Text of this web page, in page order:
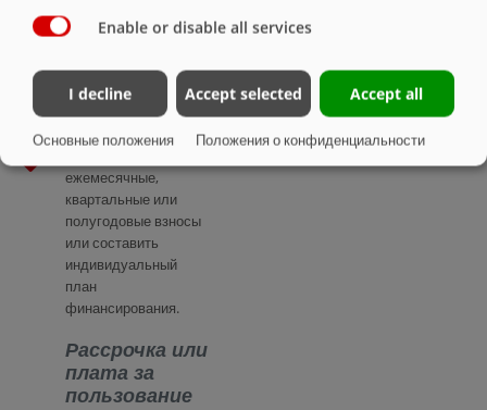
графики
Платите взносы по
мере поступления
средств. Можно
ежемесячные,
квартальные или
полугодовые взносы
или составить
индивидуальный
план
финансирования.
Рассрочка или
плата за
пользование
Enable or disable all services
I decline Accept selected Accept all
Основные положения Положения о конфиденциальности